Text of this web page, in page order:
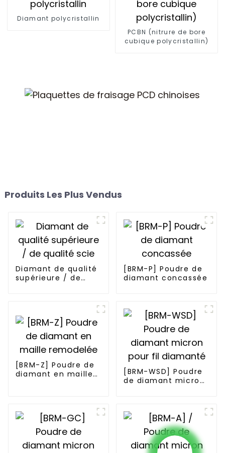
Diamant polycristallin
PCBN (nitrure de bore
cubique polycristallin)
Produits Les Plus Vendus
Diamant de qualité
supérieure / de
[BRM-P] Poudre de
diamant concassée
[BRM-Z] Poudre de
diamant en maille
[BRM-WSD] Poudre
de diamant micron